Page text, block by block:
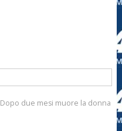
Dopo due mesi muore la donna